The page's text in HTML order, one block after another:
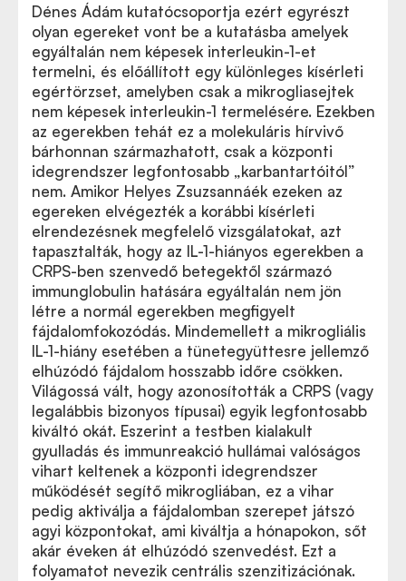
Dénes Ádám kutatócsoportja ezért egyrészt
olyan egereket vont be a kutatásba amelyek
egyáltalán nem képesek interleukin-1-et
termelni, és előállított egy különleges kísérleti
egértörzset, amelyben csak a mikrogliasejtek
nem képesek interleukin-1 termelésére. Ezekben
az egerekben tehát ez a molekuláris hírvivő
bárhonnan származhatott, csak a központi
idegrendszer legfontosabb „karbantartóitól”
nem. Amikor Helyes Zsuzsannáék ezeken az
egereken elvégezték a korábbi kísérleti
elrendezésnek megfelelő vizsgálatokat, azt
tapasztalták, hogy az IL-1-hiányos egerekben a
CRPS-ben szenvedő betegektől származó
immunglobulin hatására egyáltalán nem jön
létre a normál egerekben megfigyelt
fájdalomfokozódás. Mindemellett a mikrogliális
IL-1-hiány esetében a tünetegyüttesre jellemző
elhúzódó fájdalom hosszabb időre csökken.
Világossá vált, hogy azonosították a CRPS (vagy
legalábbis bizonyos típusai) egyik legfontosabb
kiváltó okát. Eszerint a testben kialakult
gyulladás és immunreakció hullámai valóságos
vihart keltenek a központi idegrendszer
működését segítő mikrogliában, ez a vihar
pedig aktiválja a fájdalomban szerepet játszó
agyi központokat, ami kiváltja a hónapokon, sőt
akár éveken át elhúzódó szenvedést. Ezt a
folyamatot nevezik centrális szenzitizációnak.